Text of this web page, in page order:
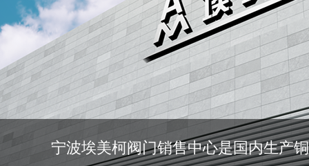
宁波埃美柯阀门销售中心是国内生产铜